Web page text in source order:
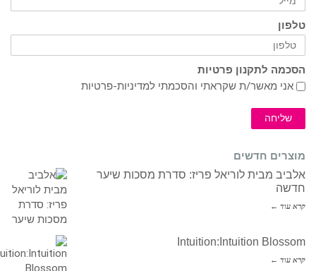
טלפון
הסכמה לתקנון פרטיות
אני מאשר/ת שקראתי והסכמתי למדיניות-פרטיות
שליחה
מוצרים חדשים
אלביב מבית לוריאל פריז: סדרת מסכות שיער
חדשה
קרא עוד ←
Intuition:Intuition Blossom
קרא עוד ←